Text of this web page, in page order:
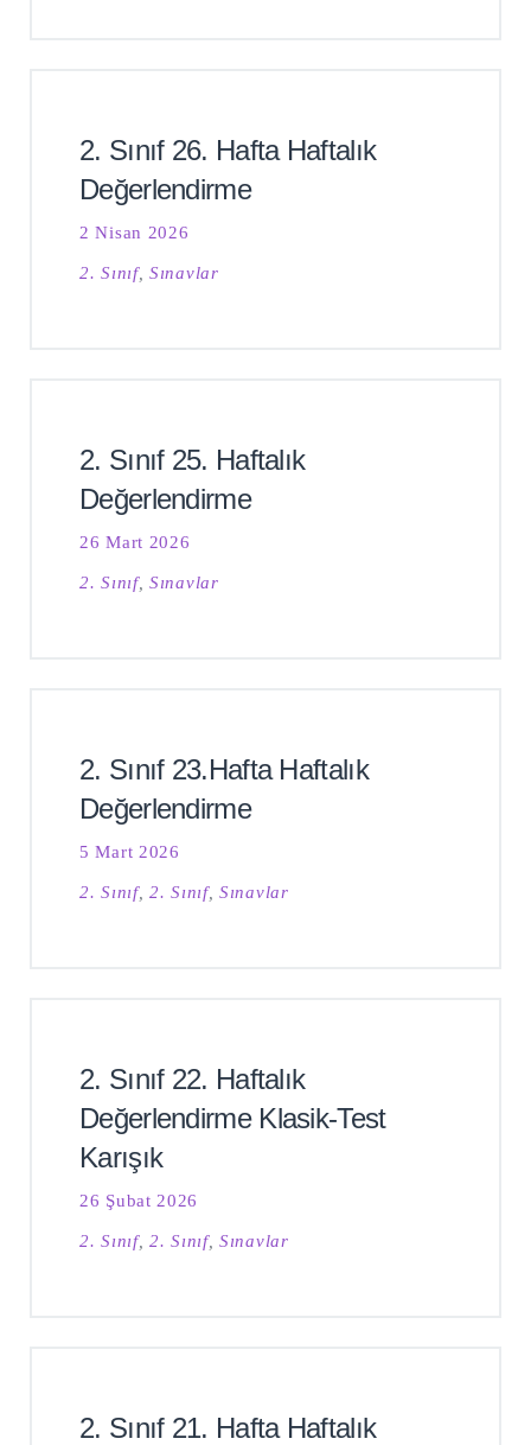
2. Sınıf 26. Hafta Haftalık
Değerlendirme
2 Nisan 2026
2. Sınıf,Sınavlar
2. Sınıf 25. Haftalık
Değerlendirme
26 Mart 2026
2. Sınıf,Sınavlar
2. Sınıf 23.Hafta Haftalık
Değerlendirme
5 Mart 2026
2. Sınıf,2. Sınıf,Sınavlar
2. Sınıf 22. Haftalık
Değerlendirme Klasik-Test
Karışık
26 Şubat 2026
2. Sınıf,2. Sınıf,Sınavlar
2. Sınıf 21. Hafta Haftalık